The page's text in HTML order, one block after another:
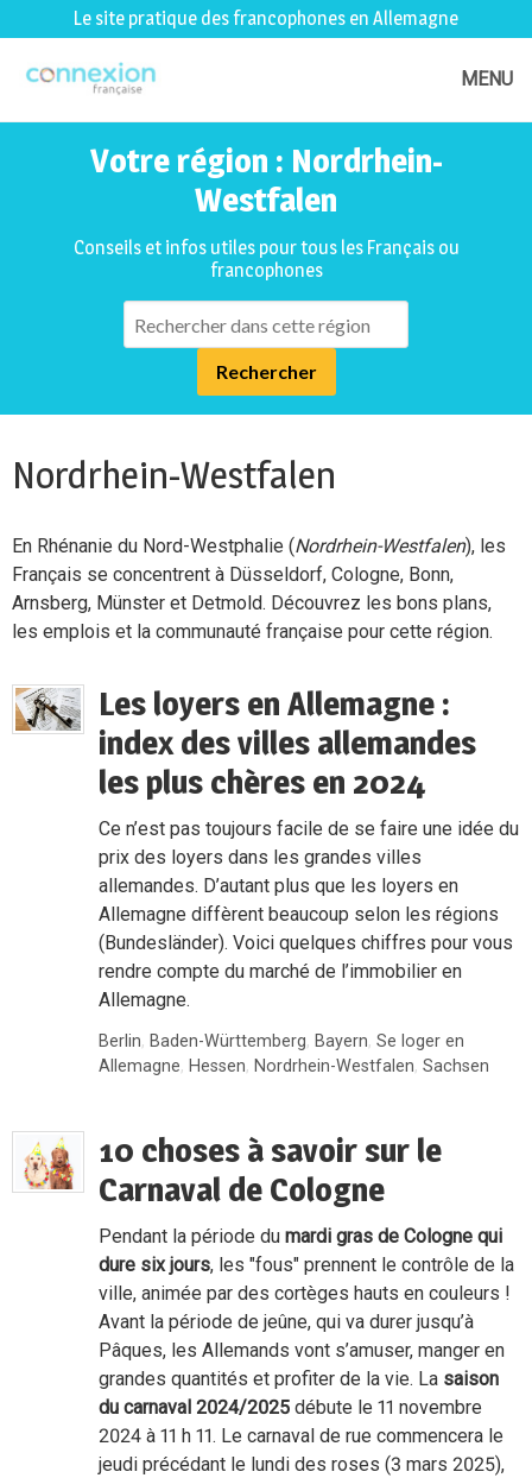
Le site pratique des francophones en Allemagne
MENU
Votre région : Nordrhein-
Westfalen
Conseils et infos utiles pour tous les Français ou
francophones
Nordrhein-Westfalen
En Rhénanie du Nord-Westphalie (Nordrhein-Westfalen), les
Français se concentrent à Düsseldorf, Cologne, Bonn,
Arnsberg, Münster et Detmold. Découvrez les bons plans,
les emplois et la communauté française pour cette région.
Les loyers en Allemagne :
index des villes allemandes
les plus chères en 2024
Ce n’est pas toujours facile de se faire une idée du
prix des loyers dans les grandes villes
allemandes. D’autant plus que les loyers en
Allemagne diffèrent beaucoup selon les régions
(Bundesländer). Voici quelques chiffres pour vous
rendre compte du marché de l’immobilier en
Allemagne.
Berlin, Baden-Württemberg, Bayern,Se loger en
Allemagne, Hessen, Nordrhein-Westfalen,Sachsen
10 choses à savoir sur le
Carnaval de Cologne
Pendant la période dumardi gras de Cologne qui
dure six jours, les "fous" prennent le contrôle de la
ville, animée par des cortèges hauts en couleurs !
Avant la période de jeûne, qui va durer jusqu’à
Pâques, les Allemands vont s’amuser, manger en
grandes quantités et profiter de la vie. La saison
du carnaval 2024/2025 débute le 11 novembre
2024 à 11 h 11. Le carnaval de rue commencera le
jeudi précédant le lundi des roses (3 mars 2025),